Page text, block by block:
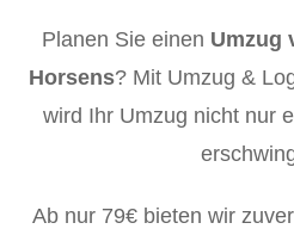
Planen Sie einen Umzug
Horsens? Mit Umzug &
wird Ihr Umzug nicht nur
Ab nur 79€ bieten wir